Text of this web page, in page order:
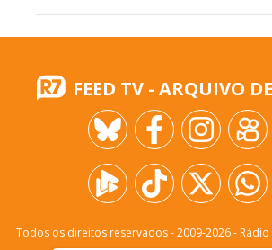
FEED TV - ARQUIVO
Todos os direitos reservados - 2009-2026- Rádio